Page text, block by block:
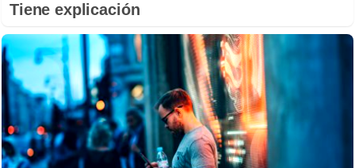
Tiene explicación